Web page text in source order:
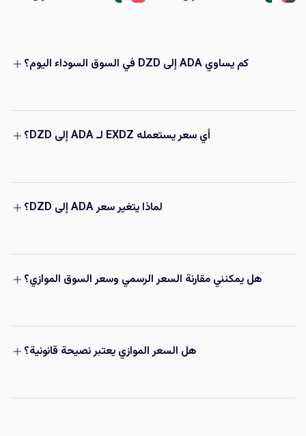
كم يساوي ADA إلى DZD في السوق السوداء اليوم؟
أي سعر يستعمله EXDZ لـ ADA إلى DZD؟
لماذا يتغير سعر ADA إلى DZD؟
هل يمكنني مقارنة السعر الرسمي وسعر السوق الموازي؟
هل السعر الموازي يعتبر نصيحة قانونية؟